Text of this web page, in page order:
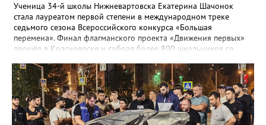
Ученица 34-й школы Нижневартовска Екатерина Шачонок
стала лауреатом первой степени в международном треке
седьмого сезона Всероссийского конкурса «Большая
перемена». Финал флагманского проекта «Движения первых»
прошёл в Красноярске и собрал более 800 школьников со
защищала перед экспертным жюри социально значимые
проекты. В финале конкурсанты представили три инициативы:
годовую программу адаптации для студентов-иностранцев
медицинского университета, проект о путешествиях по России
и интерактивный парк регионов страны. Все идеи получили